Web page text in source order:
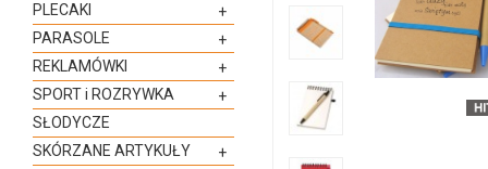
PLECAKI
+
PARASOLE
+
REKLAMÓWKI
+
SPORT i ROZRYWKA
+
SŁODYCZE
SKÓRZANE ARTYKUŁY
+
04